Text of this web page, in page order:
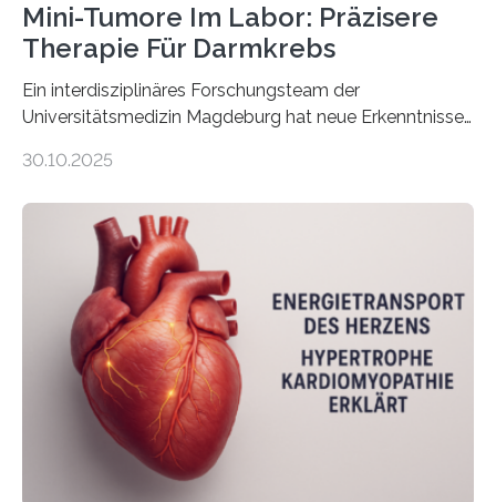
Mini-Tumore Im Labor: Präzisere
Therapie Für Darmkrebs
Ein interdisziplinäres Forschungsteam der
Universitätsmedizin Magdeburg hat neue Erkenntnisse
behandelt werden kann. In ihrer aktuellen Studie,
Oncology, zeigen die Forschenden, dass Mini-Tumore
aus Gewebe von Patientinnen und Patienten –
sogenannte Organoide – genutzt werden können, um
vorab zu prüfen, welche Medikamente am besten
wirken. Dabei wurde ein Eiweiß identifiziert, das künftig
als Biomarker für die Wahl der passenden Therapie
dienen könnte. Darmkrebs zählt weltweit zu den
häufigsten Krebsarten und stellt…
30.10.2025